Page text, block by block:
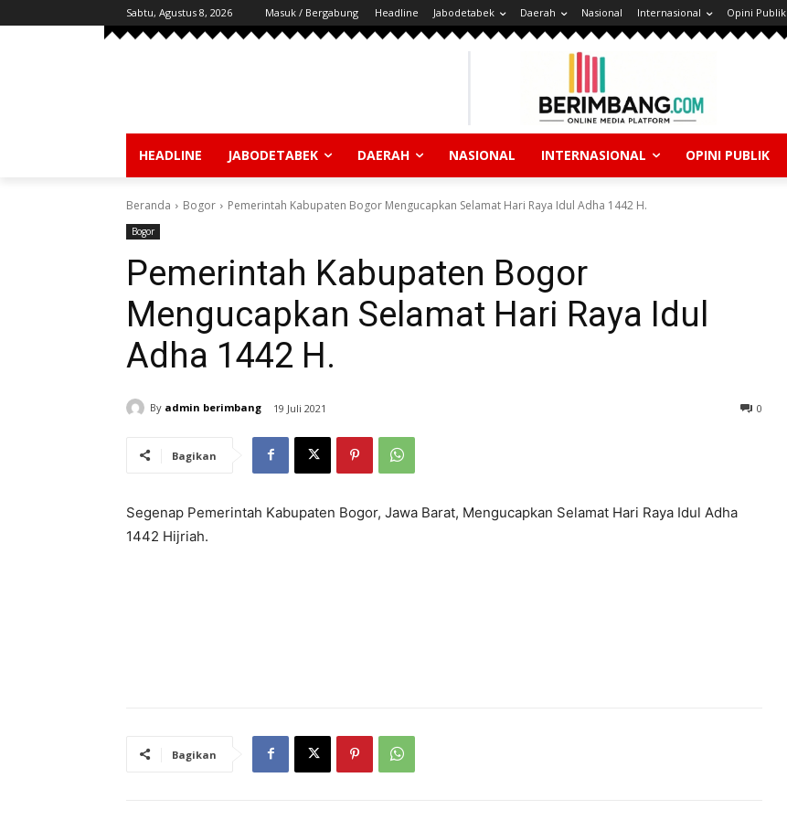
Sabtu, Agustus 8, 2026 Masuk / Bergabung Headline Jabodetabek Daerah Nasional Internasional Opini Publik
HEADLINE JABODETABEK DAERAH NASIONAL INTERNASIONAL OPINI PUBLIK
Beranda Bogor Pemerintah Kabupaten Bogor Mengucapkan Selamat Hari Raya Idul Adha 1442 H.
Bogor
Pemerintah Kabupaten Bogor
Mengucapkan Selamat Hari Raya Idul
Adha 1442 H.
By admin berimbang 19 Juli 2021 0
Bagikan
Segenap Pemerintah Kabupaten Bogor, Jawa Barat, Mengucapkan Selamat Hari Raya Idul Adha
1442 Hijriah.
Bagikan